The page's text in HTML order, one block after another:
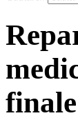
finale